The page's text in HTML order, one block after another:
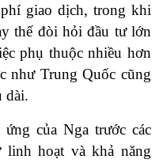
giao dịch, trong khi
thế đòi hỏi đầu tư lớn
phụ thuộc nhiều hơn
như Trung Quốc cũng
dài.
của Nga trước các
linh hoạt và khả năng